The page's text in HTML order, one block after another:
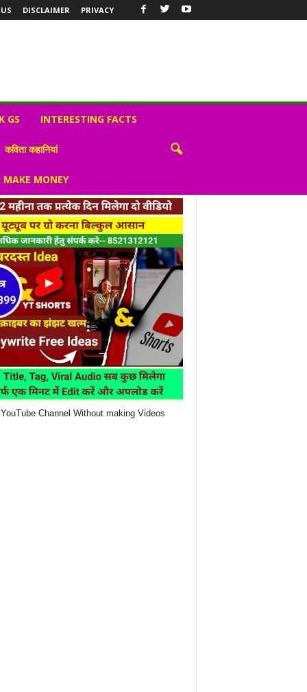
DISCLAIMER PRIVACY
GS INTERESTING FACTS
कविता कहानियां
MONEY
Channel Without making Videos